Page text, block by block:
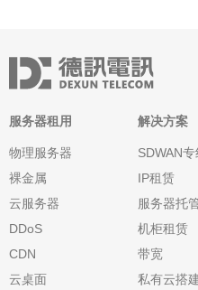
服务器租用
物理服务器
裸金属
云服务器
DDoS
CDN
云桌面
解决方案
SDWAN专
IP租赁
服务器托
机柜租赁
带宽
私有云搭